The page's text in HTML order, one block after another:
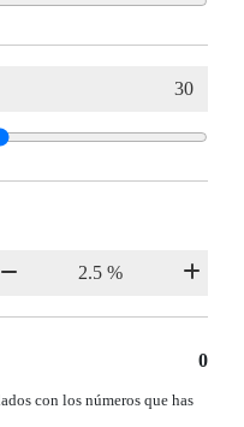
0
con los números que has